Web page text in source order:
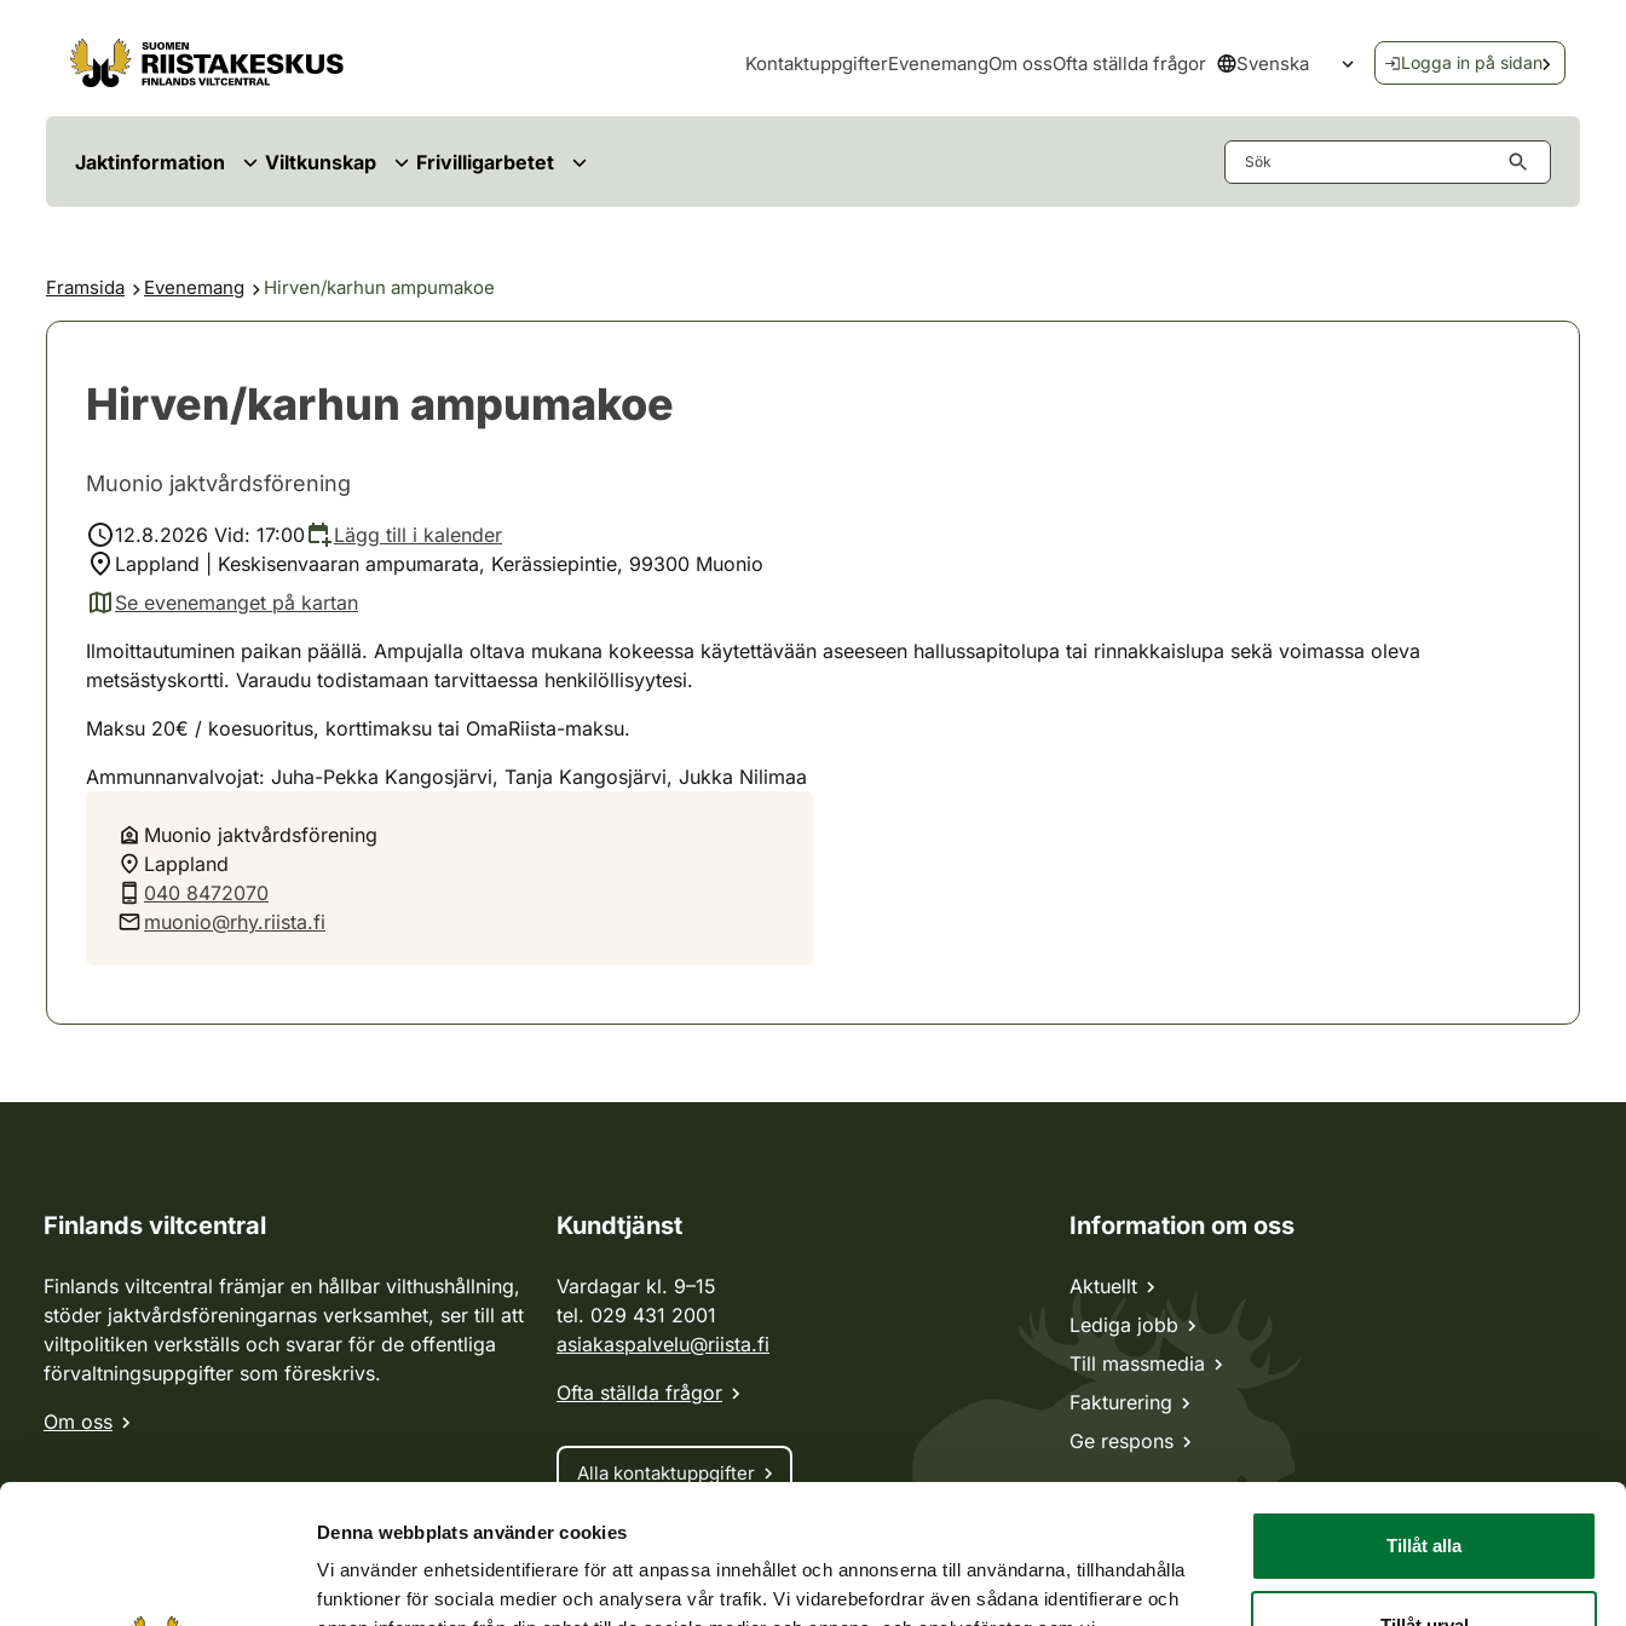
Denna webbplats använder cookies
Vi använder enhetsidentifierare för att anpassa innehållet och annonserna till användarna, tillhandahålla
funktioner för sociala medier och analysera vår trafik. Vi vidarebefordrar även sådana identifierare och
Tillåt alla
Hoppa till innehåll
Gå till webbplatskartan
KontaktuppgifterEvenemangOm ossOfta ställda frågor Svenska
Öppna språkmenyn
Logga in på sidan
Jaktinformation Viltkunskap Frivilligarbetet
Framsida Evenemang Hirven/karhun ampumakoe
Hirven/karhun ampumakoe
Muonio jaktvårdsförening
12.8.2026 Vid: 17:00
Lägg till i kalender
Lappland | Keskisenvaaran ampumarata, Kerässiepintie, 99300 Muonio
Se evenemanget på kartan
(avautuu uuteen välilehteen)
Ilmoittautuminen paikan päällä. Ampujalla oltava mukana kokeessa käytettävään aseeseen hallussapitolupa tai rinnakkaislupa sekä voimassa oleva
metsästyskortti. Varaudu todistamaan tarvittaessa henkilöllisyytesi.
Maksu 20€ / koesuoritus, korttimaksu tai OmaRiista-maksu.
Ammunnanvalvojat: Juha-Pekka Kangosjärvi, Tanja Kangosjärvi, Jukka Nilimaa
Muonio jaktvårdsförening
Lappland
040 8472070
muonio@rhy.riista.fi
Finlands viltcentral
Finlands viltcentral främjar en hållbar vilthushållning,
stöder jaktvårdsföreningarnas verksamhet, ser till att
viltpolitiken verkställs och svarar för de offentliga
förvaltningsuppgifter som föreskrivs.
Om oss
Kundtjänst
Vardagar kl. 9–15
tel. 029 431 2001
asiakaspalvelu@riista.fi
Ofta ställda frågor
Alla kontaktuppgifter
Jaktkort
Oma riista -tjänsten
Information om oss
Aktuellt
Lediga jobb
Till massmedia
Fakturering
Ge respons